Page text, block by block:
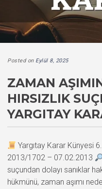
Posted on Eylül 8, 2025
ZAMAN
HIRSIZLIK
YARGITAY
Yargıtay Karar Künyesi
2013/1702 – 07.02.2013
suçundan dolayı sanıklar
hükmünü, zaman aşımı